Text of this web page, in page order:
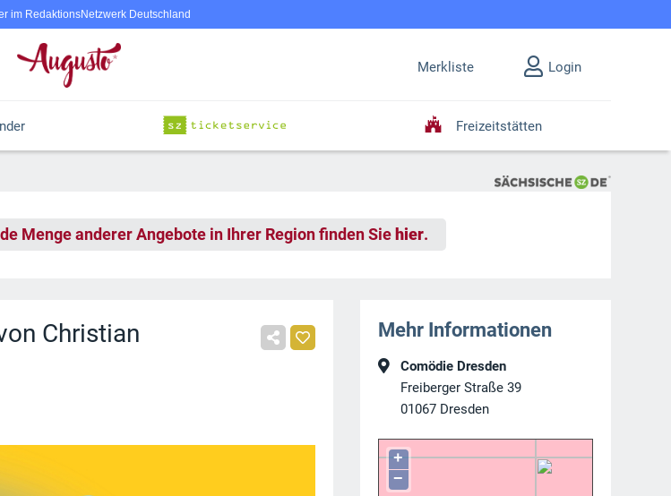
im RedaktionsNetzwerk Deutschland
Merkliste Login
Freizeitstätten
Menge anderer Angebote in Ihrer Region finden Sie hier.
Christian
Mehr Informationen
Comödie Dresden
Freiberger Straße 39
01067 Dresden
+
−